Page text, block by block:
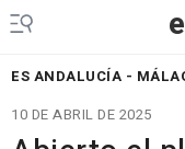
ES ANDALUCÍA -
10 DE ABRIL DE 2025